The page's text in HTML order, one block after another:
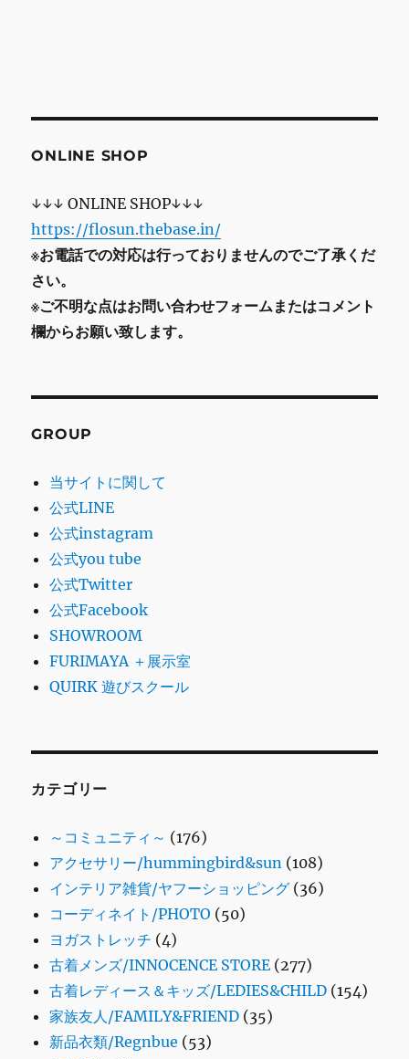
ONLINE SHOP
↓↓↓ ONLINE SHOP↓↓↓
https://flosun.thebase.in/
※お電話での対応は行っておりませんのでご了承くだ
さい。
※ご不明な点はお問い合わせフォームまたはコメント
欄からお願い致します。
GROUP
当サイトに関して
公式LINE
公式instagram
公式you tube
公式Twitter
公式Facebook
SHOWROOM
FURIMAYA ＋展示室
QUIRK 遊びスクール
カテゴリー
～コミュニティ～ (176)
アクセサリー/hummingbird&sun (108)
インテリア雑貨/ヤフーショッピング (36)
コーディネイト/PHOTO (50)
ヨガストレッチ (4)
古着メンズ/INNOCENCE STORE (277)
古着レディース＆キッズ/LEDIES&CHILD (154)
家族友人/FAMILY&FRIEND (35)
新品衣類/Regnbue (53)